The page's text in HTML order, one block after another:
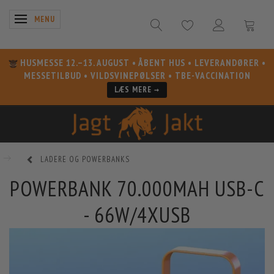
SKIFTE NAVIGATION
MENU
HUSMESSE 12.–13. AUGUST • ÅBENT HUS • LEVERANDØRER •
MESSETILBUD • VILDSVINEPØLSER • TBE-VACCINATION
LÆS MERE →
LADERE OG POWERBANKS
POWERBANK 70.000MAH USB-C
- 66W/4XUSB